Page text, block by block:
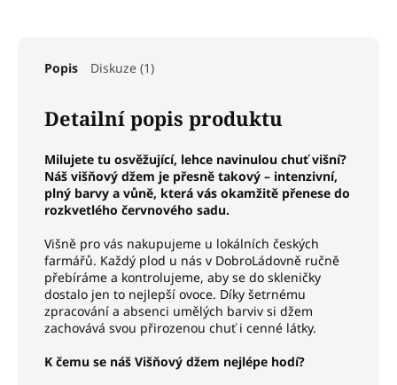
Popis Diskuze (1)
Detailní popis produktu
Milujete tu osvěžující, lehce navinulou chuť višní?
Náš višňový džem je přesně takový – intenzivní,
plný barvy a vůně, která vás okamžitě přenese do
rozkvetlého červnového sadu.
Višně pro vás nakupujeme u lokálních českých
farmářů. Každý plod u nás v DobroLádovně ručně
přebíráme a kontrolujeme, aby se do skleničky
dostalo jen to nejlepší ovoce. Díky šetrnému
zpracování a absenci umělých barviv si džem
zachovává svou přirozenou chuť i cenné látky.
K čemu se náš Višňový džem nejlépe hodí?